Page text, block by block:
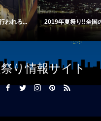
... 2019年夏祭り!!全国の湖で行
り情報サイト